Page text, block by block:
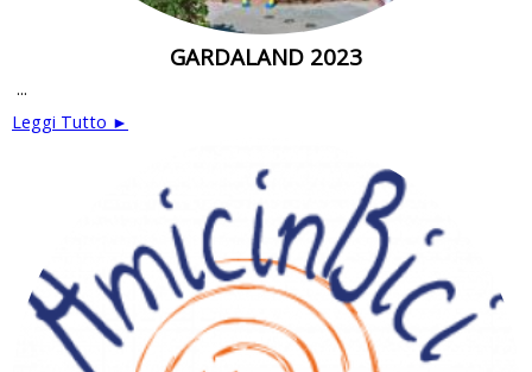
GARDALAND 2023
...
Leggi Tutto ►